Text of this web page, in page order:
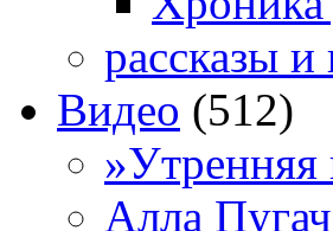
рассказы и
Видео (512)
»Утренняя
Алла